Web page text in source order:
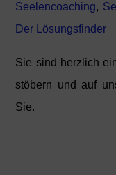
Seelencoaching,
Der Lösungsfinder
Sie sind herzlich
stöbern und auf
Sie.